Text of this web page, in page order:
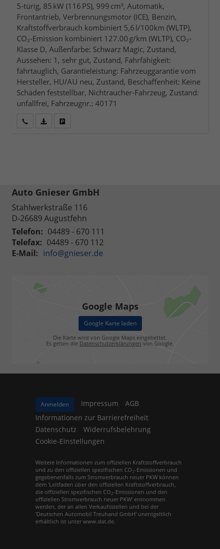
5-türig, 85 kW (116 PS), 999 cm³, Automatik,
Frontantrieb, Verbrennungsmotor (ICE), Benzin,
Kraftstoffverbrauch kombiniert 5,6 l/100km (WLTP),
CO₂-Emission kombiniert 127.00 g/km (WLTP), CO₂-
Klasse D, Außenfarbe: Schwarz Magic, Zustand,
Aussehen: 1, sehr gut, Zustand, Fahrfähigkeit:
fahrtauglich, Garantieleistung: Fahrzeuggarantie vom
Hersteller, HU/AU neu, Zustand, Beschaffenheit: Keine
Schäden feststellbar, Nichtraucher-Fahrzeug, Zustand:
unfallfrei, Fahrzeugnr.: 40171
Wir rufen Sie anFahrzeugexposé (PDF)
Auto Gnieser GmbH
Stahlwerkstraße 116
D-26689 Augustfehn
Telefon: 04489 - 670 111
Telefax: 04489 - 670 112
E-Mail: info@gnieser.de
Google Maps
Google Karte laden
Die Karte wird von Google Maps eingebettet.
Es gelten die Datenschutzerklärungen von Google.
Anmelden Impressum
AGB
Informationen zur Barrierefreiheit
Datenschutz
Widerrufsbelehrung
Cookie-Einstellungen
Weitere Informationen zum offiziellen Kraftstoffverbrauch
und zu den offiziellen spezifischen CO2-Emissionen und
gegebenenfalls zum Stromverbrauch neuer PKW können
dem 'Leitfaden über den offiziellen Kraftstoffverbrauch,
die offiziellen spezifischen CO2-Emissionen und den
offiziellen Stromverbrauch neuer PKW' entnommen
werden, der an allen Verkaufsstellen und bei der
'Deutschen Automobil Treuhand GmbH' unentgeltlich
erhältlich ist unter www.dat.de.